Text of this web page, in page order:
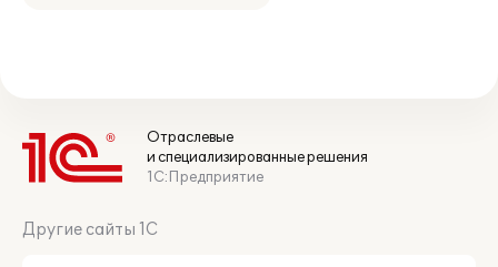
Отраслевые
и специализированные решения
1С:Предприятие
Другие сайты 1С